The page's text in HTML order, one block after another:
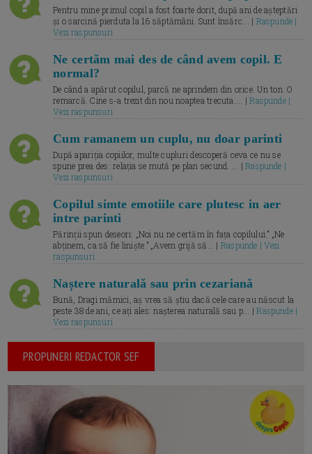
Pentru mine primul copil a fost foarte dorit, după ani de așteptări
și o sarcină pierduta la 16 săptămâni. Sunt însărc... | Raspunde |
Vezi raspunsuri
Ne certăm mai des de când avem copil. E
normal?
De când a apărut copilul, parcă ne aprindem din orice. Un ton. O
remarcă. Cine s-a trezit din nou noaptea trecuta.... |Raspunde |
Vezi raspunsuri
Cum ramanem un cuplu, nu doar parinti
După apariția copiilor, multe cupluri descoperă ceva ce nu se
spune prea des: relația se mută pe plan secund. ... |Raspunde |
Vezi raspunsuri
Copilul simte emotiile care plutesc in aer
intre parinti
Părinții spun deseori: „Noi nu ne certăm în fața copilului.” „Ne
abținem, ca să fie liniște.” „Avem grijă să... | Raspunde | Vezi
raspunsuri
Naștere naturală sau prin cezariană
Bună, Dragi mămici, aș vrea să știu dacă cele care au născut la
peste 38 de ani, ce ați ales: nașterea naturală sau p... |Raspunde |
Vezi raspunsuri
PROPUNERI REDACTOR SEF